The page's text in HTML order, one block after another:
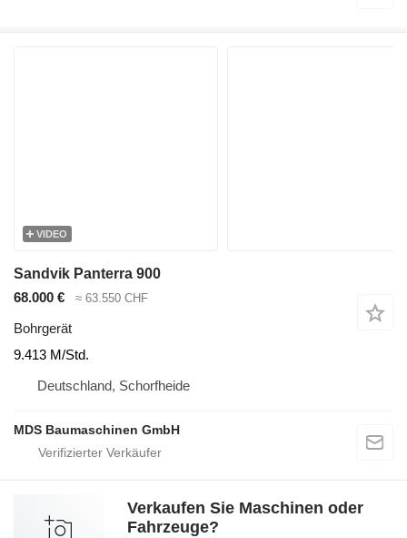
VIDEO
Sandvik Panterra 900
68.000 €
≈ 63.550 CHF
Bohrgerät
9.413 M/Std.
Deutschland, Schorfheide
MDS Baumaschinen GmbH
Verkaufen Sie Maschinen oder
Fahrzeuge?